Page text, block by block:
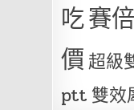
吃賽
價超級
ptt 雙效